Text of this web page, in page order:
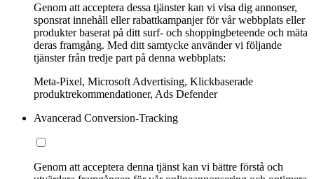
Genom att acceptera dessa tjänster kan vi visa dig annonser,
sponsrat innehåll eller rabattkampanjer för vår webbplats eller
produkter baserat på ditt surf- och shoppingbeteende och mäta
deras framgång. Med ditt samtycke använder vi följande
tjänster från tredje part på denna webbplats:
Meta-Pixel, Microsoft Advertising, Klickbaserade
produktrekommendationer, Ads Defender
Avancerad Conversion-Tracking
Genom att acceptera denna tjänst kan vi bättre förstå och